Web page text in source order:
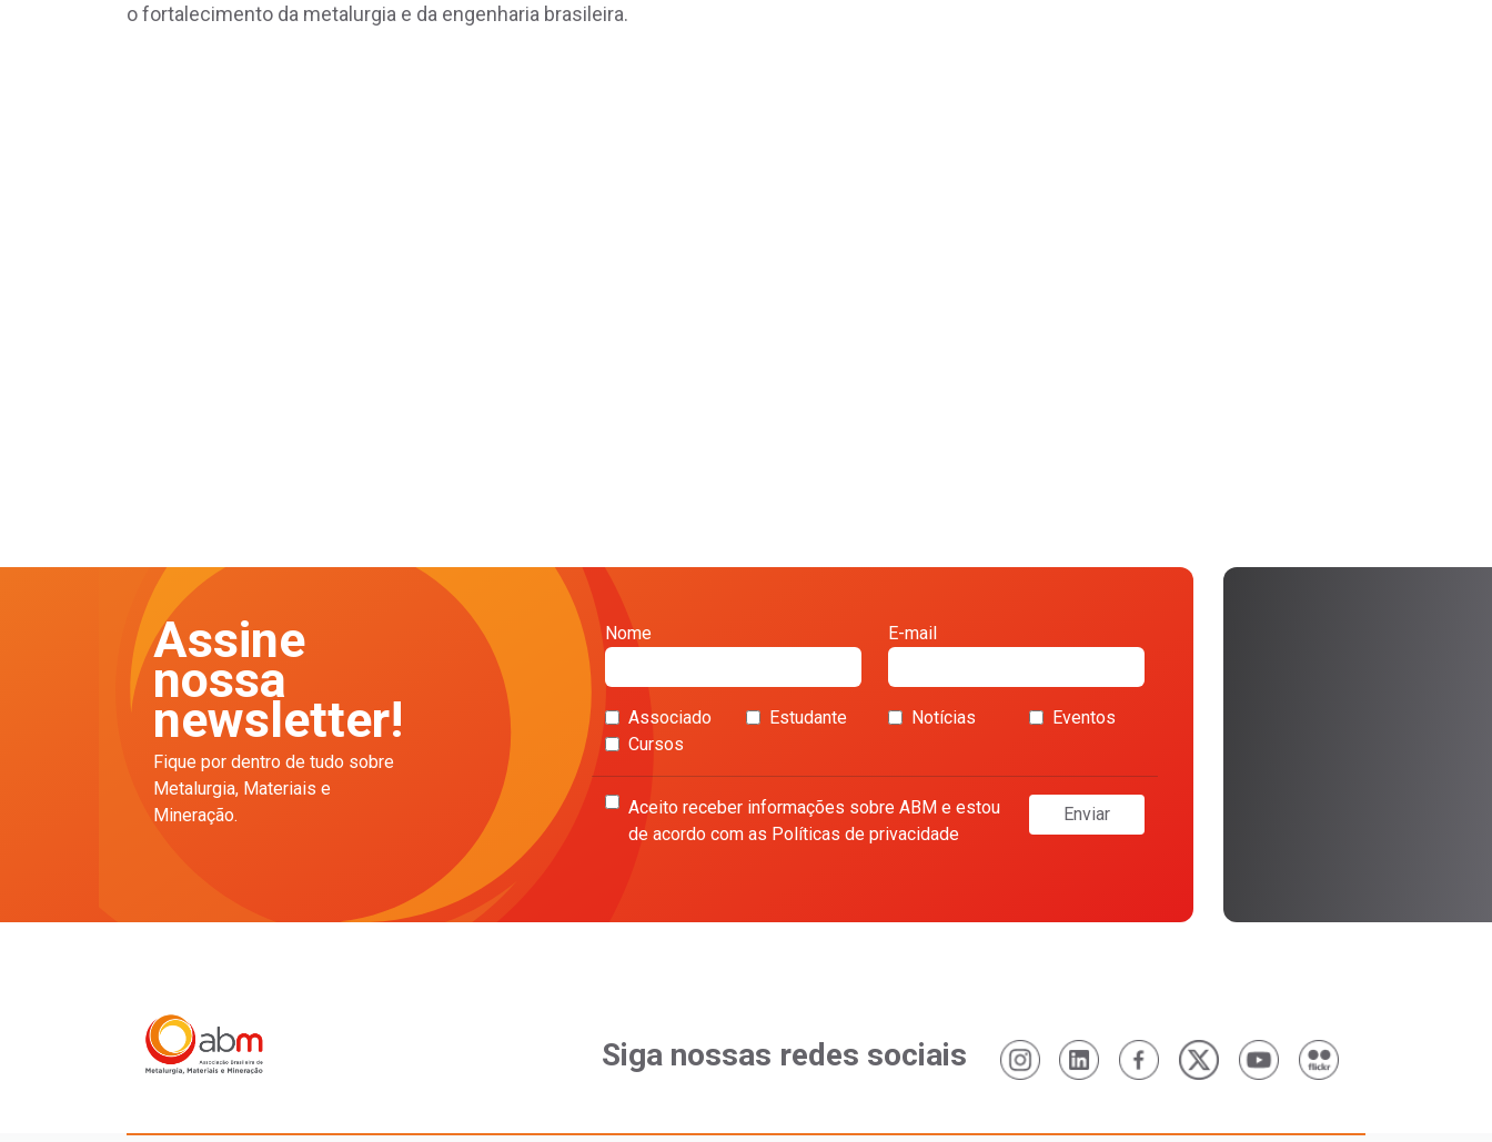
o fortalecimento da metalurgia e da engenharia brasileira.
Assine
nossa
newsletter!
Fique por dentro de tudo sobre
Metalurgia, Materiais e
Mineração.
Nome E-mail
Associado Estudante Notícias
Eventos
Cursos
Aceito receber informações sobre ABM e estou
de acordo com as Políticas de privacidade
Enviar
Siga nossas redes sociais